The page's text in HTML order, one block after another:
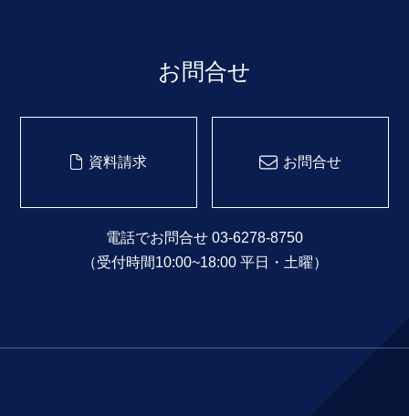
お問合せ
資料請求 お問合せ
電話でお問合せ 03-6278-8750
（受付時間10:00~18:00 平日・土曜）